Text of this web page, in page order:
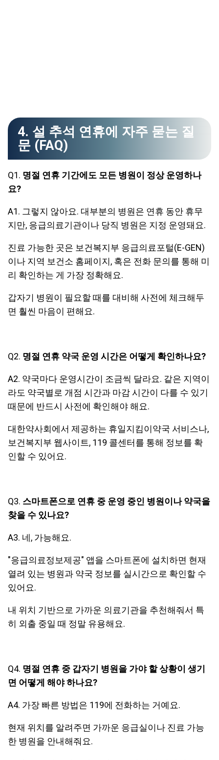
4. 설 추석 연휴에 자주 묻는 질
문 (FAQ)
Q1. 명절 연휴 기간에도 모든 병원이 정상 운영하나
요?
A1. 그렇지 않아요. 대부분의 병원은 연휴 동안 휴무
지만, 응급의료기관이나 당직 병원은 지정 운영돼요.
진료 가능한 곳은 보건복지부 응급의료포털(E-GEN)
이나 지역 보건소 홈페이지, 혹은 전화 문의를 통해 미
리 확인하는 게 가장 정확해요.
갑자기 병원이 필요할 때를 대비해 사전에 체크해두
면 훨씬 마음이 편해요.
Q2. 명절 연휴 약국 운영 시간은 어떻게 확인하나요?
A2. 약국마다 운영시간이 조금씩 달라요. 같은 지역이
라도 약국별로 개점 시간과 마감 시간이 다를 수 있기
때문에 반드시 사전에 확인해야 해요.
대한약사회에서 제공하는 휴일지킴이약국 서비스나,
보건복지부 웹사이트, 119 콜센터를 통해 정보를 확
인할 수 있어요.
Q3. 스마트폰으로 연휴 중 운영 중인 병원이나 약국을
찾을 수 있나요?
A3. 네, 가능해요.
"응급의료정보제공" 앱을 스마트폰에 설치하면 현재
열려 있는 병원과 약국 정보를 실시간으로 확인할 수
있어요.
내 위치 기반으로 가까운 의료기관을 추천해줘서 특
히 외출 중일 때 정말 유용해요.
Q4. 명절 연휴 중 갑자기 병원을 가야 할 상황이 생기
면 어떻게 해야 하나요?
A4. 가장 빠른 방법은 119에 전화하는 거예요.
현재 위치를 알려주면 가까운 응급실이나 진료 가능
한 병원을 안내해줘요.